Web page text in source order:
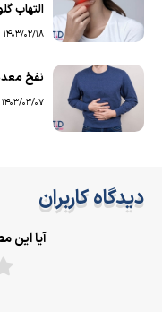
التهاب
1403/02/18
نفخ
1403/03/07
دیدگاه کاربران
آیا این